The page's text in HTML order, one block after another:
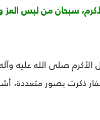
سبحان من لبس
الأكرم صلى الله عليه
ذكرت بصور متعددة،